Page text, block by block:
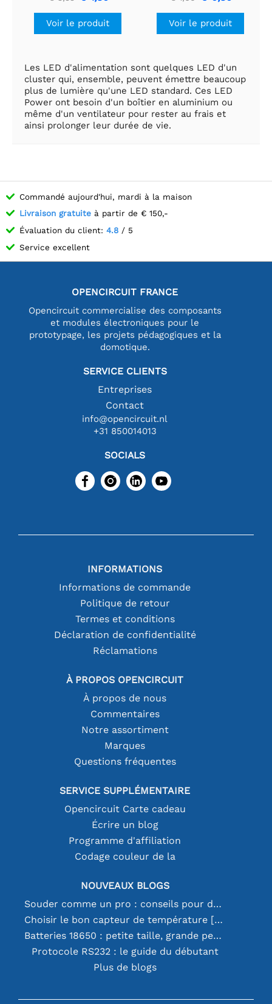
Voir le produit Voir le produit
Les LED d'alimentation sont quelques LED d'un
cluster qui, ensemble, peuvent émettre beaucoup
plus de lumière qu'une LED standard. Ces LED
Power ont besoin d'un boîtier en aluminium ou
même d'un ventilateur pour rester au frais et
ainsi prolonger leur durée de vie.
Commandé aujourd'hui, mardi à la maison
Livraison gratuite à partir de € 150,-
Évaluation du client: 4.8 / 5
Service excellent
OPENCIRCUIT FRANCE
Opencircuit commercialise des composants
et modules électroniques pour le
prototypage, les projets pédagogiques et la
domotique.
SERVICE CLIENTS
Entreprises
Contact
info@opencircuit.nl
+31 850014013
SOCIALS
INFORMATIONS
Informations de commande
Politique de retour
Termes et conditions
Déclaration de confidentialité
Réclamations
À PROPOS OPENCIRCUIT
À propos de nous
Commentaires
Notre assortiment
Marques
Questions fréquentes
SERVICE SUPPLÉMENTAIRE
Opencircuit Carte cadeau
Écrire un blog
Programme d'affiliation
Codage couleur de la
NOUVEAUX BLOGS
Souder comme un pro : conseils pour des connexions électroniques parfaites
Choisir le bon capteur de température [youtube]
Batteries 18650 : petite taille, grande performance
Protocole RS232 : le guide du débutant
Plus de blogs